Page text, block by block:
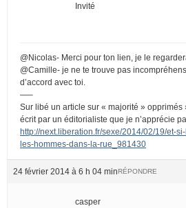
Invité
@Nicolas- Merci pour ton lien, je le
@Camille- je ne te trouve pas
d’accord avec toi.
—–
Sur libé un article sur « majorité » opprimés
écrit par un éditorialiste que je n’apprécie
http://next.liberation.fr/sexe/2014/02/19/et-
les-hommes-dans-la-rue_981430
24 février 2014 à 6 h 04 minRÉPONDRE
casper